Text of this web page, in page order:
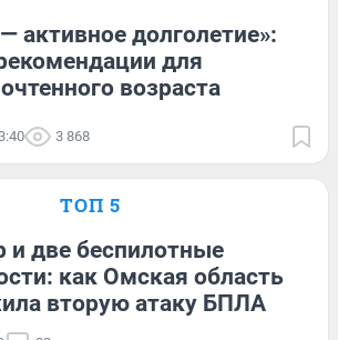
активное долголетие»:
для
возраста
3 868
ТОП 5
и две беспилотные
как Омская область
вторую атаку БПЛА